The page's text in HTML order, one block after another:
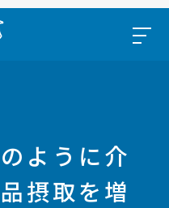
ように介
摂取を増